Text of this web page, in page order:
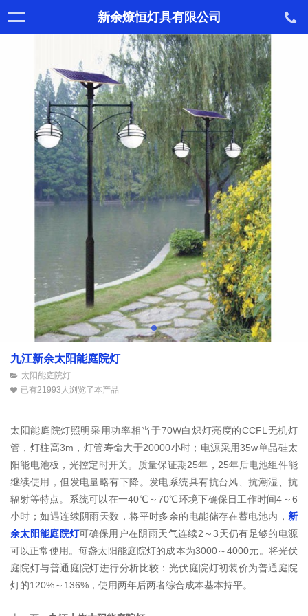
新余燎恒灯具有限公司
九江新余太阳能庭院灯
太阳能庭院灯
已有21993人浏览了本产品
太阳能庭院灯照明采用功率相当于70W白炽灯亮度的CCFL无机灯
管，灯柱高3m，灯管寿命大于20000小时；电源采用35w单晶硅太
阳能电池板，光控定时开关。质量保证期25年，25年后电池组件能
继续使用，但发电量略有下降。发电系统具有抗台风、抗潮湿、抗
辐射等特点。系统可以在一40℃～70℃环境下确保日工作时间4～6
小时；如遇连续阴雨天数，将平时多余的电能储存在蓄电池内， 新
余太阳能庭院灯可确保用户在阴雨天气连续2～3天仍有足够的电源
可以正常使用。每盏太阳能庭院灯的成本为3000～4000元。将光伏
庭院灯与普通庭院灯进行分析比较：光伏庭院灯初装价为普通庭院
灯的120%～136%，使用两年后两者综合成本基本持平。